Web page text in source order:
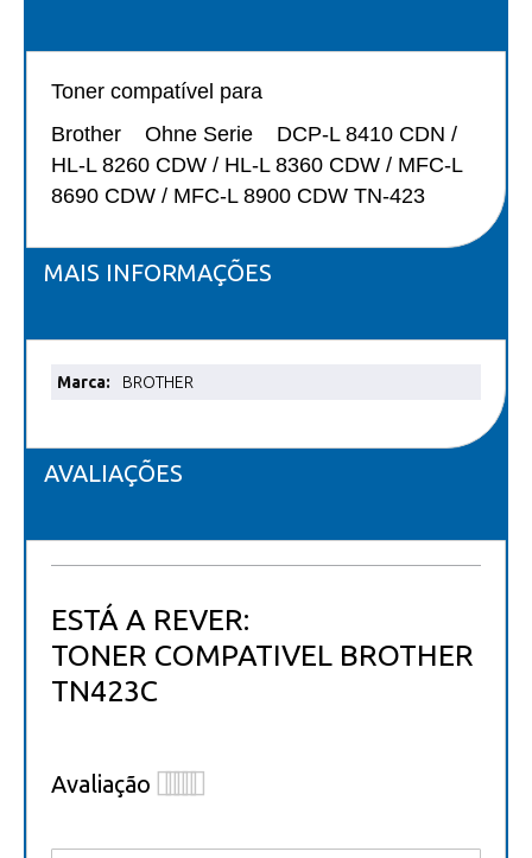
Toner compatível para
Brother Ohne Serie DCP-L 8410 CDN /
HL-L 8260 CDW / HL-L 8360 CDW / MFC-L
8690 CDW / MFC-L 8900 CDW TN-423
MAIS INFORMAÇÕES
Mais
BROTHER
AVALIAÇÕES
ESTÁ A REVER:
TONER COMPATIVEL BROTHER
TN423C
Avaliação